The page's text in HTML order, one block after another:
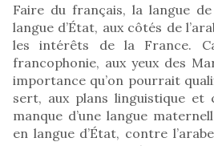
Faire du français, la langue
langue d’État, aux côtés de
les intérêts de la France.
francophonie, aux yeux des
importance qu’on pourrait
sert, aux plans linguistique et
manque d’une langue
en langue d’État, contre